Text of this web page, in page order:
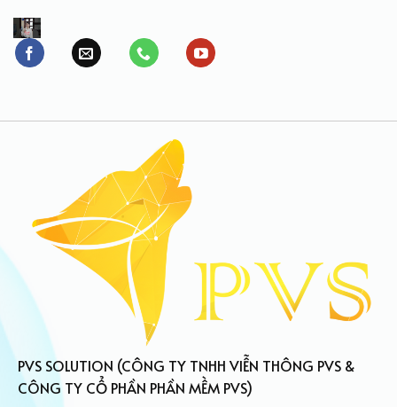
PVS SOLUTION (CÔNG TY TNHH VIỄN THÔNG PVS &
CÔNG TY CỔ PHẦN PHẦN MỀM PVS)